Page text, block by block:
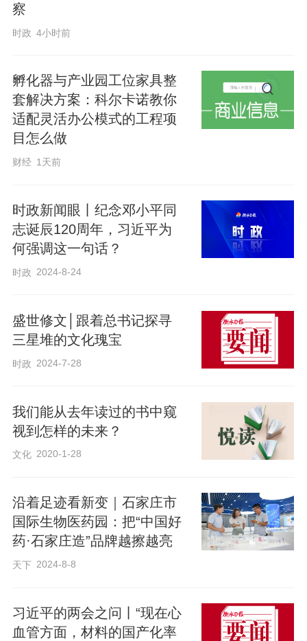
编辑：李玲玲
察
时政 4小时前
孵化器与产业园工位家具整
套解决方案：科尔卡诺教你
适配灵活办公模式的工程项
目怎么做
财经 1天前
时政新闻眼丨纪念邓小平同
志诞辰120周年，习近平为
何强调这一句话？
时政 2024-8-24
盛世修文│跟着总书记探寻
三星堆的文化瑰宝
时政 2024-7-28
我们能从去年读过的书中窥
视到怎样的未来？
文化 2020-1-28
沿着足迹看新变｜​石家庄市
国际生物医药园：把“中国好
药·石家庄造”品牌越擦越亮
天下 2024-8-8
习近平的两会之问丨“现在心
血管方面，材料的国产化率